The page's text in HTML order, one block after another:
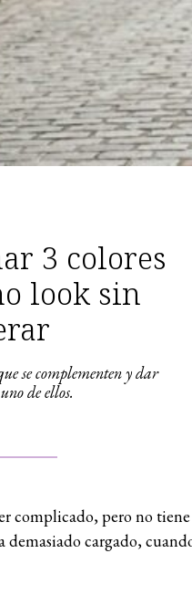
3 colores
look sin
se complementen y dar
de ellos.
complicado, pero no
demasiado cargado,